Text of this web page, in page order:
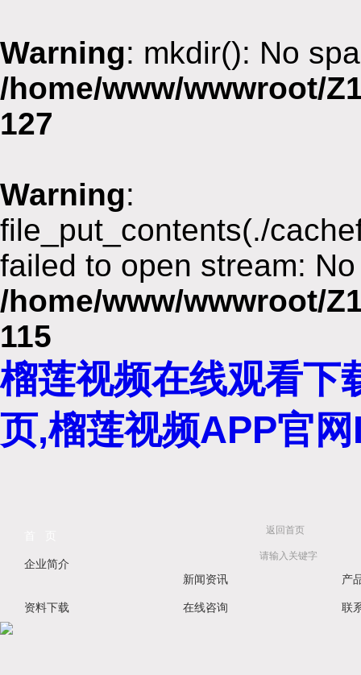
Warning: mkdir(): No
/home/www/wwwroot/
127
Warning:
file_put_contents(./
failed to open stream:
/home/www/wwwroot/
115
榴莲视频在线观看下
页,榴莲视频APP官
返回首页
企业简介
新闻资讯
产
资料下载 在线咨询 联